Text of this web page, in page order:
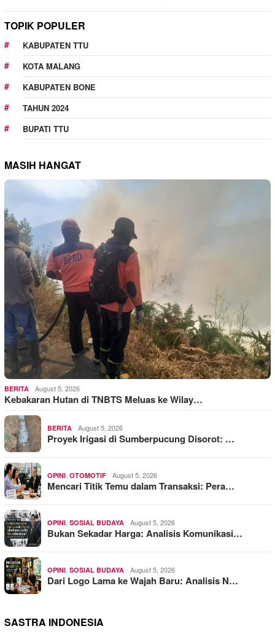
TOPIK POPULER
KABUPATEN TTU
KOTA MALANG
KABUPATEN BONE
TAHUN 2024
BUPATI TTU
MASIH HANGAT
BERITA August 5, 2026
Kebakaran Hutan di TNBTS Meluas ke Wilay…
BERITA August 5, 2026
Proyek Irigasi di Sumberpucung Disorot: …
OPINI, OTOMOTIF August 5, 2026
Mencari Titik Temu dalam Transaksi: Pera…
OPINI, SOSIAL BUDAYA August 5, 2026
Bukan Sekadar Harga: Analisis Komunikasi…
OPINI, SOSIAL BUDAYA August 5, 2026
Dari Logo Lama ke Wajah Baru: Analisis N…
SASTRA INDONESIA